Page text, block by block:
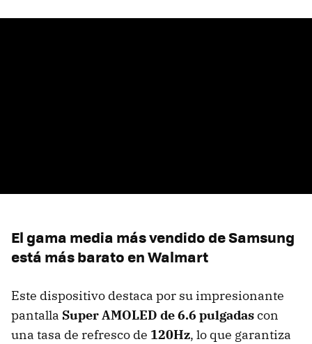
El gama media más vendido de Samsung
está más barato en Walmart
Este dispositivo destaca por su impresionante
pantalla Super AMOLED de 6.6 pulgadascon
una tasa de refresco de 120Hz, lo que garantiza